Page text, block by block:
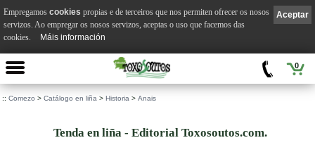
0
:: Comezo > Catálogo en liña > Historia > Anais
Tenda en liña - Editorial Toxosoutos.com.
Aceptar
Empregamos cookies propias e de terceiros que nos permiten ofrecer os nosos
servizos. Ao empregar os nosos servizos, aceptas o uso que facemos das
cookies.
Máis información